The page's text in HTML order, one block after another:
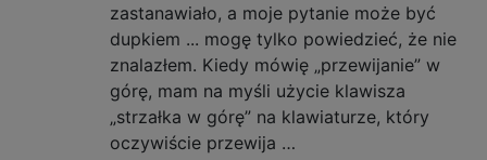
zastanawiało, a moje pytanie może być
dupkiem ... mogę tylko powiedzieć, że nie
znalazłem. Kiedy mówię „przewijanie” w
górę, mam na myśli użycie klawisza
„strzałka w górę” na klawiaturze, który
oczywiście przewija …